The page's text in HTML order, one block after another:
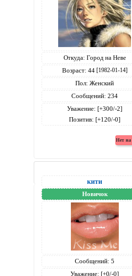
Откуда: Город на Неве
Возраст: 44 [1982-01-14]
Пол: Женский
Сообщений: 234
Уважение: [+300/-2]
Позитив: [+120/-0]
кити
Новичок
Сообщений: 5
Уважение: [+0/-0]